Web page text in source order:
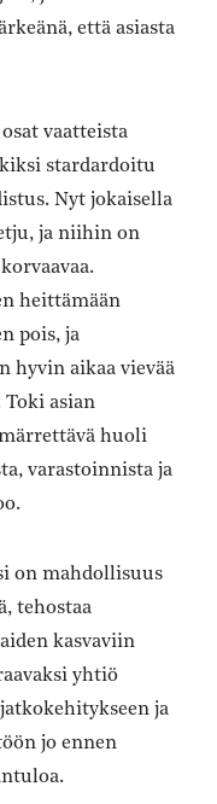
että asiasta
vaatteista
stardardoitu
Nyt jokaisella
ja niihin on
heittämään
pois, ja
hyvin aikaa vievää
asian
huoli
varastoinnista ja
on mahdollisuus
tehostaa
kasvaviin
yhtiö
ja
jo ennen